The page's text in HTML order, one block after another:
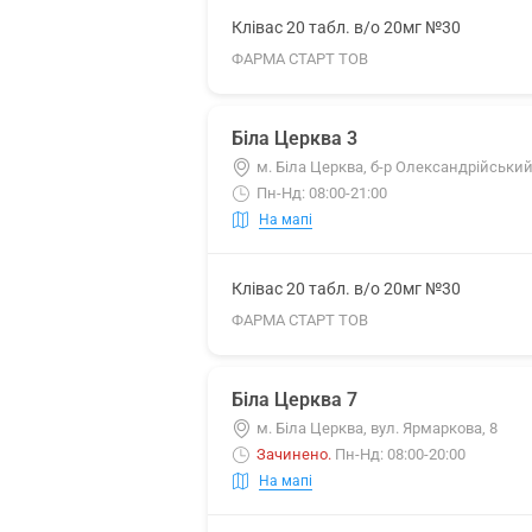
Клівас 20 табл. в/о 20мг №30
ФАРМА СТАРТ ТОВ
Біла Церква 3
м. Біла Церква, б-р
Пн-Нд: 08:00-21:00
На мапі
Клівас 20 табл. в/о 20мг №30
ФАРМА СТАРТ ТОВ
Біла Церква 7
м. Біла Церква, вул. Ярмаркова, 8
Зачинено. Пн-Нд: 08:00-20:00
На мапі